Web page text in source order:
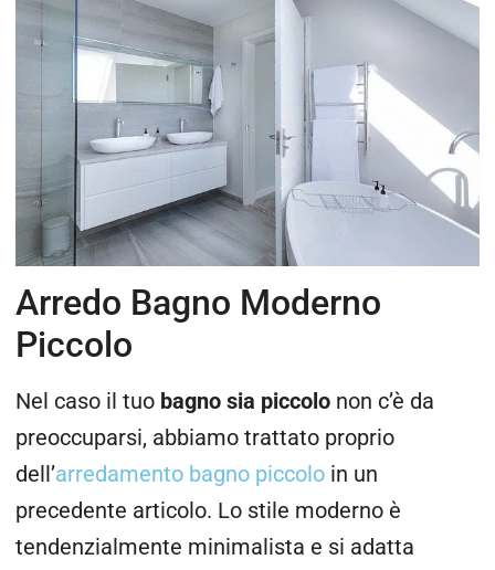
Arredo Bagno Moderno
Piccolo
Nel caso il tuo bagno sia piccolo non c’è da
preoccuparsi, abbiamo trattato proprio
dell’arredamento bagno piccolo in un
precedente articolo. Lo stile moderno è
tendenzialmente minimalista e si adatta